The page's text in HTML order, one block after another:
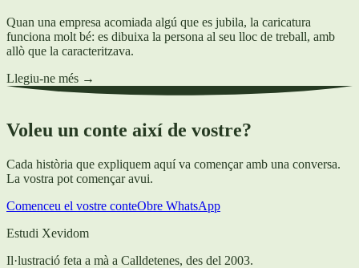
Quan una empresa acomiada algú que es jubila, la caricatura
funciona molt bé: es dibuixa la persona al seu lloc de treball, amb
allò que la caracteritzava.
Llegiu-ne més →
Voleu un conte així de vostre?
Cada història que expliquem aquí va començar amb una conversa.
La vostra pot començar avui.
Comenceu el vostre conteObre WhatsApp
Estudi Xevidom
Il·lustració feta a mà a Calldetenes, des del 2003.